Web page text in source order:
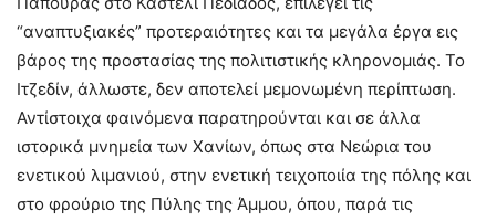
“αναπτυξιακές” προτεραιότητες και τα μεγάλα έργα εις
βάρος της προστασίας της πολιτιστικής κληρονομιάς. Το
Ιτζεδίν, άλλωστε, δεν αποτελεί μεμονωμένη περίπτωση.
Αντίστοιχα φαινόμενα παρατηρούνται και σε άλλα
ιστορικά μνημεία των Χανίων, όπως στα Νεώρια του
ενετικού λιμανιού, στην ενετική τειχοποιία της πόλης και
στο φρούριο της Πύλης της Άμμου, όπου, παρά τις